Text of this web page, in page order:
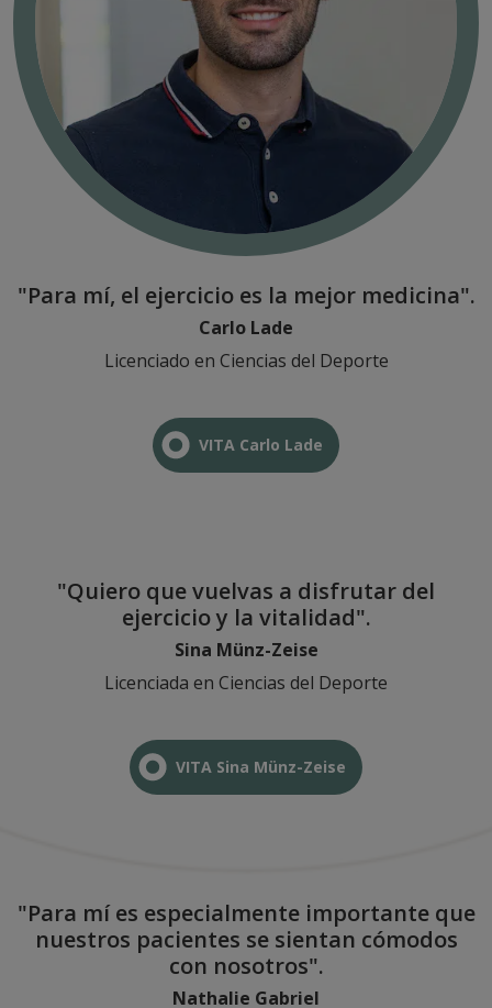
"Para mí, el ejercicio es la mejor medicina".
Carlo Lade
Licenciado en Ciencias del Deporte
VITA Carlo Lade
"Quiero que vuelvas a disfrutar del
ejercicio y la vitalidad".
Sina Münz-Zeise​
Licenciada en Ciencias del Deporte
VITA Sina Münz-Zeise​
"Para mí es especialmente importante que
nuestros pacientes se sientan cómodos
con nosotros".
Nathalie Gabriel